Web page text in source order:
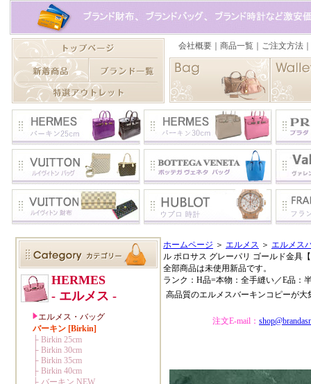
ホームページ ＞ エルメス ＞ エルメス
ル ポロサス グレーパリ ゴールド金具
全部商品は未使用新品です。
ランク：H品=本物：全手縫い／E品：
高品質のエルメスバーキンコピーが
注文E-mail：